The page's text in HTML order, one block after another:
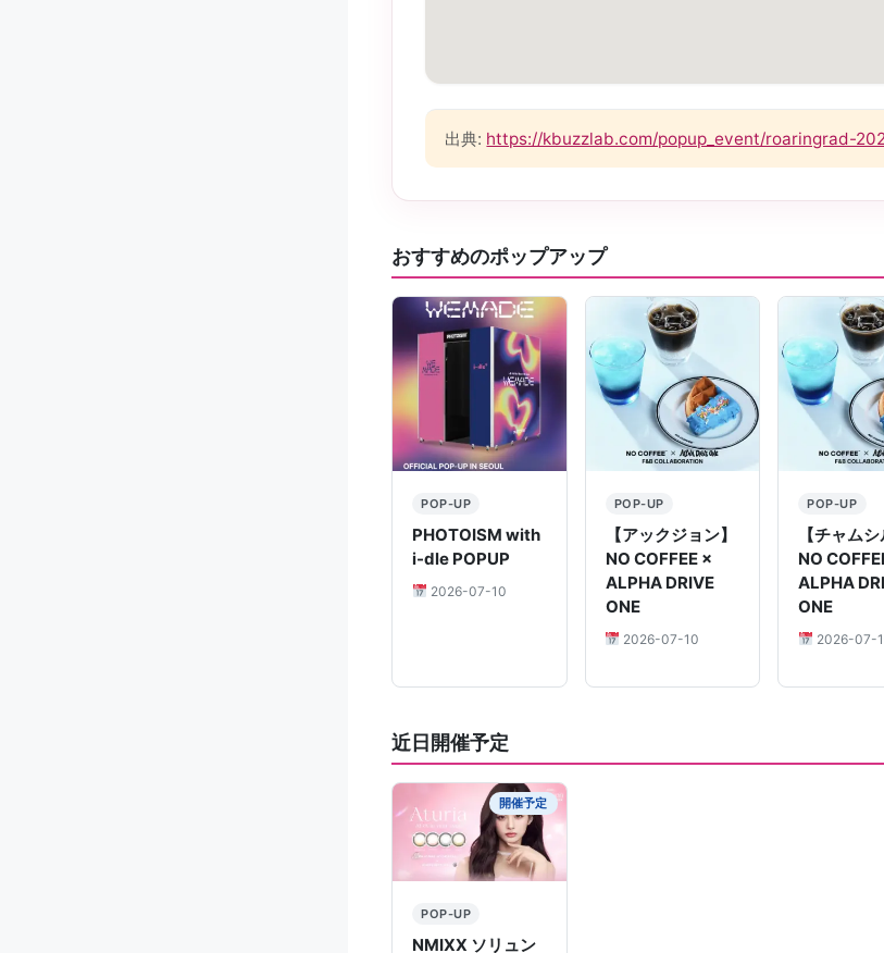
出典: https://kbuzzlab.com/popup_event/roaringrad-
おすすめのポップアップ
POP-UP
PHOTOISM with
i-dle POPUP
2026-07-10
POP-UP
【アックジョン】
NO COFFEE ×
ALPHA DRIVE
ONE
2026-07-10
POP-UP
【チャムシ
NO
ALPHA
ONE
2026-07-
近日開催予定
開催予定
POP-UP
NMIXX ソリュン